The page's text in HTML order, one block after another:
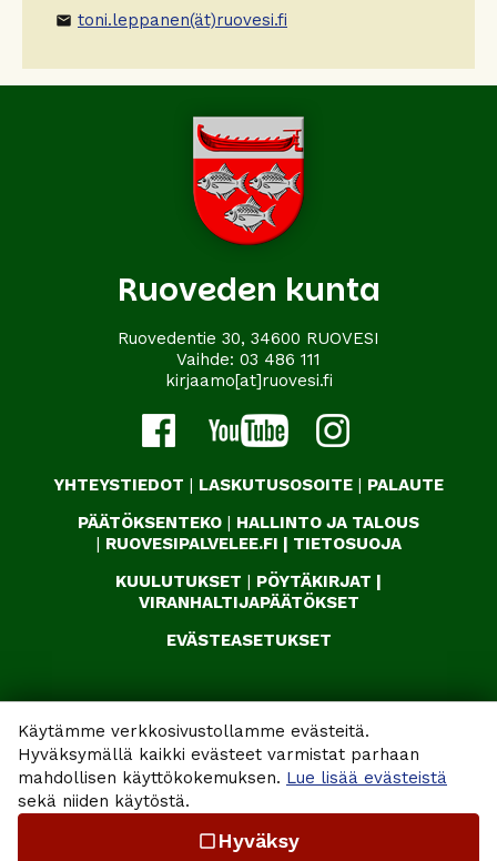
Käytämme verkkosivustollamme evästeitä.
Hyväksymällä kaikki evästeet varmistat parhaan
mahdollisen käyttökokemuksen. Lue lisää evästeistä
sekä niiden käytöstä.
check_box_outline_blank Hyväksy
email toni.leppanen(ät)ruovesi.fi
Ruoveden kunta
Ruovedentie 30, 34600 RUOVESI
Vaihde: 03 486 111
kirjaamo[at]ruovesi.fi
YHTEYSTIEDOT | LASKUTUSOSOITE | PALAUTE
PÄÄTÖKSENTEKO | HALLINTO JA TALOUS
| RUOVESIPALVELEE.FI | TIETOSUOJA
KUULUTUKSET | PÖYTÄKIRJAT |
VIRANHALTIJAPÄÄTÖKSET
EVÄSTEASETUKSET